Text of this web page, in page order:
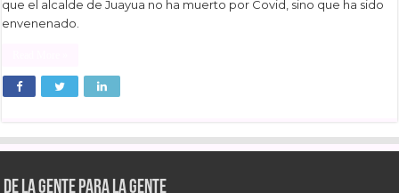
que el alcalde de Juayua no ha muerto por Covid, sino que ha sido
envenenado.
De la gente para la gente